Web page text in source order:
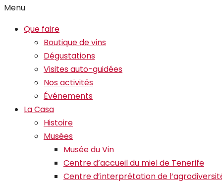
Menu
Que faire
Boutique de vins
Dégustations
Visites auto-guidées
Nos activités
Événements
La Casa
Histoire
Musées
Musée du Vin
Centre d’accueil du miel de Tenerife
Centre d’interprétation de